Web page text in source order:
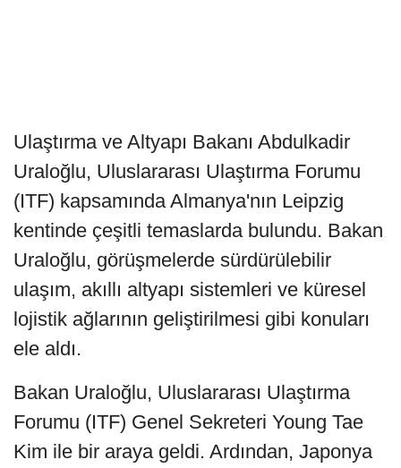
Ulaştırma ve Altyapı Bakanı Abdulkadir
Uraloğlu, Uluslararası Ulaştırma Forumu
(ITF) kapsamında Almanya'nın Leipzig
kentinde çeşitli temaslarda bulundu. Bakan
Uraloğlu, görüşmelerde sürdürülebilir
ulaşım, akıllı altyapı sistemleri ve küresel
lojistik ağlarının geliştirilmesi gibi konuları
ele aldı.
Bakan Uraloğlu, Uluslararası Ulaştırma
Forumu (ITF) Genel Sekreteri Young Tae
Kim ile bir araya geldi. Ardından, Japonya